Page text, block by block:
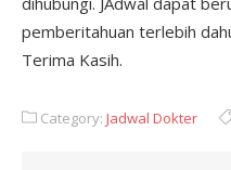
pemberitahuan terlebih
Terima Kasih.
Category: Jadwal Dokter